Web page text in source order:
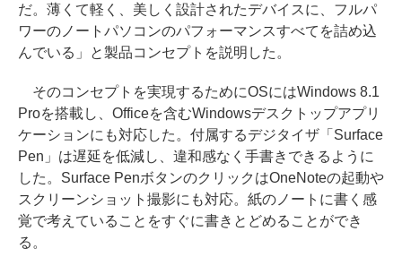
だ。薄くて軽く、美しく設計されたデバイスに、フルパ
ワーのノートパソコンのパフォーマンスすべてを詰め込
んでいる」と製品コンセプトを説明した。
そのコンセプトを実現するためにOSにはWindows 8.1
Proを搭載し、Officeを含むWindowsデスクトップアプリ
ケーションにも対応した。付属するデジタイザ「Surface
Pen」は遅延を低減し、違和感なく手書きできるように
した。Surface PenボタンのクリックはOneNoteの起動や
スクリーンショット撮影にも対応。紙のノートに書く感
覚で考えていることをすぐに書きとどめることができ
る。